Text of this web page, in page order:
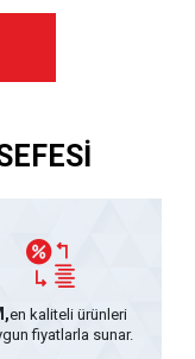
en kaliteli ürünleri
fiyatlarla sunar.